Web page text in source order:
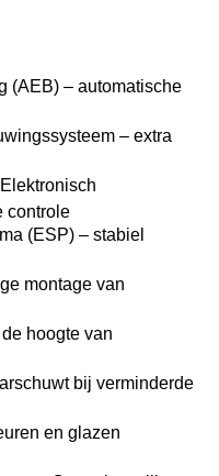
(AEB) – automatische
– extra
controle
(ESP) – stabiel
montage van
hoogte van
bij verminderde
en glazen